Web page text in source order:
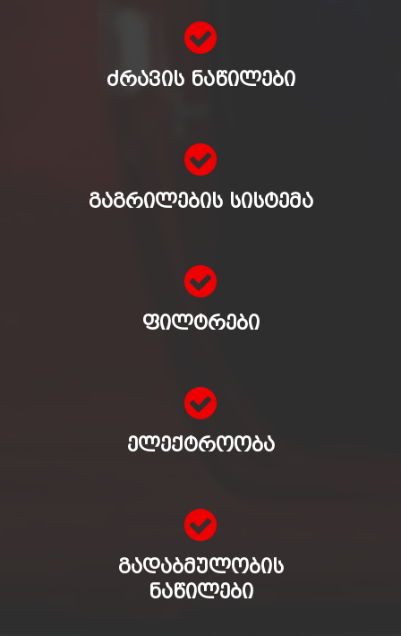
ᲫᲠᲐᲕᲘᲡ ᲜᲐᲬᲘᲚᲔᲑᲘ
ᲒᲐᲒᲠᲘᲚᲔᲑᲘᲡ ᲡᲘᲡᲢᲔᲛᲐ
ᲤᲘᲚᲢᲠᲔᲑᲘ
ᲔᲚᲔᲥᲢᲠᲝᲝᲑᲐ
ᲒᲐᲓᲐᲑᲛᲣᲚᲝᲑᲘᲡ
ᲜᲐᲬᲘᲚᲔᲑᲘ